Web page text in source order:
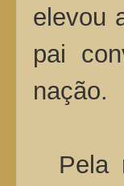
elevou
pai
nação.
Pela